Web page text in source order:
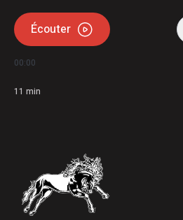
Écouter
00:00
11 min